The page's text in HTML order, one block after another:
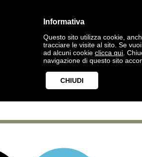
Informativa
Questo sito utilizza cookie,
tracciare le visite al sito. Se
ad alcuni cookie clicca qui .
navigazione di questo sito
CHIUDI